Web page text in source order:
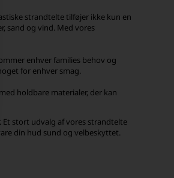
strandtelte tilføjer ikke kun en
sand og vind. Med vores
enhver families behov og
for enhver smag.
holdbare materialer, der kan
Et stort udvalg af vores strandtelte
din hud sund og velbeskyttet.